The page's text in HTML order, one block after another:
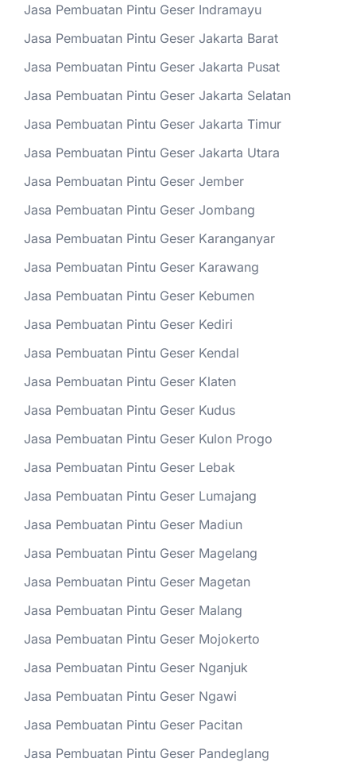
Jasa Pembuatan Pintu Geser Indramayu
Jasa Pembuatan Pintu Geser Jakarta Barat
Jasa Pembuatan Pintu Geser Jakarta Pusat
Jasa Pembuatan Pintu Geser Jakarta Selatan
Jasa Pembuatan Pintu Geser Jakarta Timur
Jasa Pembuatan Pintu Geser Jakarta Utara
Jasa Pembuatan Pintu Geser Jember
Jasa Pembuatan Pintu Geser Jombang
Jasa Pembuatan Pintu Geser Karanganyar
Jasa Pembuatan Pintu Geser Karawang
Jasa Pembuatan Pintu Geser Kebumen
Jasa Pembuatan Pintu Geser Kediri
Jasa Pembuatan Pintu Geser Kendal
Jasa Pembuatan Pintu Geser Klaten
Jasa Pembuatan Pintu Geser Kudus
Jasa Pembuatan Pintu Geser Kulon Progo
Jasa Pembuatan Pintu Geser Lebak
Jasa Pembuatan Pintu Geser Lumajang
Jasa Pembuatan Pintu Geser Madiun
Jasa Pembuatan Pintu Geser Magelang
Jasa Pembuatan Pintu Geser Magetan
Jasa Pembuatan Pintu Geser Malang
Jasa Pembuatan Pintu Geser Mojokerto
Jasa Pembuatan Pintu Geser Nganjuk
Jasa Pembuatan Pintu Geser Ngawi
Jasa Pembuatan Pintu Geser Pacitan
Jasa Pembuatan Pintu Geser Pandeglang